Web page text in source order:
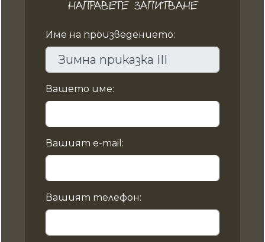
НАПРАВЕТЕ ЗАПИТВАНЕ
Име на произведението:
Вашето име:
Вашият e-mail:
Вашият телефон: